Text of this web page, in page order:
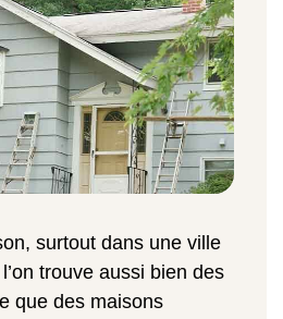
surtout dans une ville
trouve aussi bien des
que des maisons